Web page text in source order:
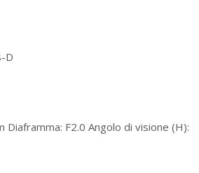
D
Diaframma: F2.0 Angolo di visione (H):